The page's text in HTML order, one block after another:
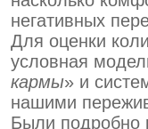
негативных
Для оценки
условная
кармы» и
нашими
Были подробно